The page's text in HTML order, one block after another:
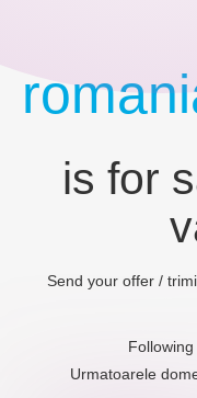
is for
Send your offer /
Urmatoarele